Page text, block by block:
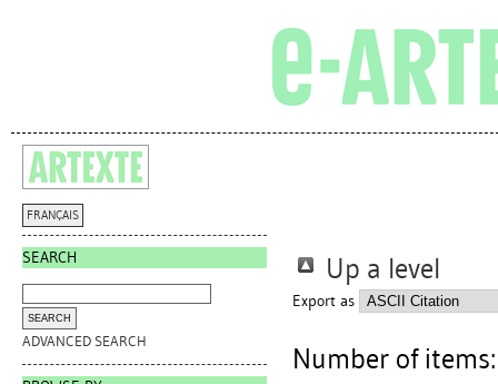
FRANÇAIS
SEARCH
ADVANCED SEARCH
Up a level
Export as
Number of